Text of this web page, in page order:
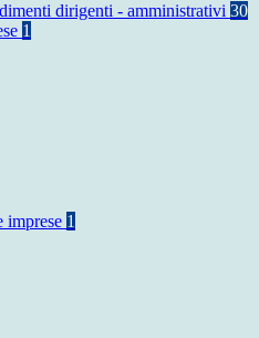
dirigenti - amministrativi 30
1
imprese 1